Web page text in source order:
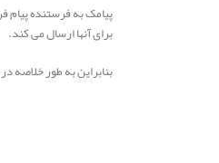
پیامک به فرستنده پیام
برای آنها ارسال می کند.
بنابراین به طور خلاصه